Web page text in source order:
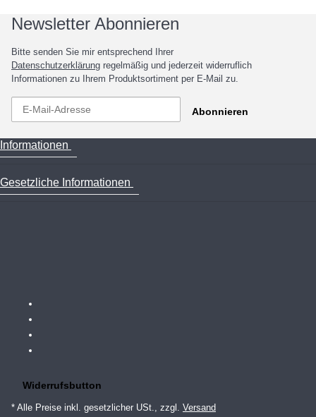
Newsletter Abonnieren
Bitte senden Sie mir entsprechend Ihrer
Datenschutzerklärung regelmäßig und jederzeit widerruflich
Informationen zu Ihrem Produktsortiment per E-Mail zu.
Abonnieren
Informationen
Gesetzliche Informationen
Widerrufsbutton
* Alle Preise inkl. gesetzlicher USt., zzgl. Versand